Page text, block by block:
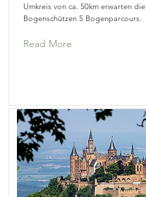
Umkreis von ca. 50km erwarten die
Bogenschützen 5 Bogenparcours.
Read More